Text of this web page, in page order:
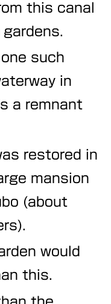
this canal
such
in
a remnant
restored in
mansion
(about
would
this.
the